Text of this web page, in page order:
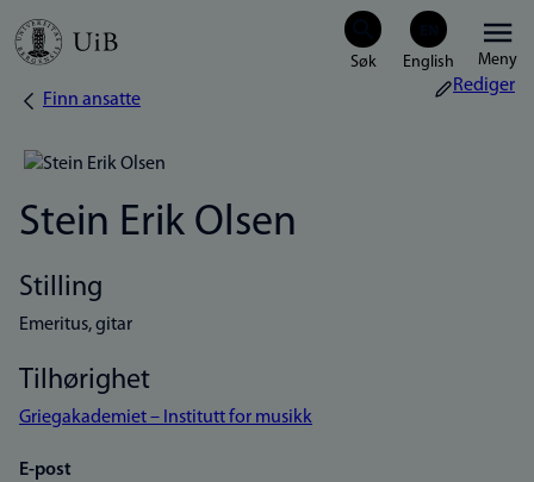
Hopp
Meny
Navigasjonssti
Finn ansatte
Rediger
Stein Erik Olsen
Stilling
Emeritus, gitar
Tilhørighet
Griegakademiet – Institutt for musikk
E-post